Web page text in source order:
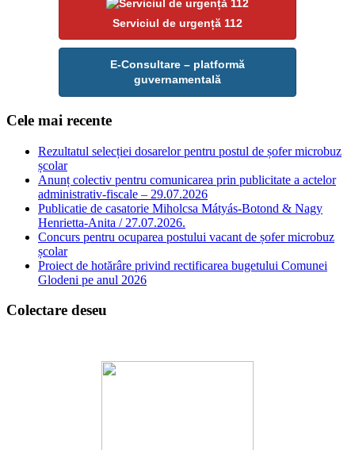
Serviciul de urgență 112
E-Consultare – platformă
guvernamentală
Cele mai recente
Rezultatul selecției dosarelor pentru postul de șofer microbuz
școlar
Anunț colectiv pentru comunicarea prin publicitate a actelor
administrativ-fiscale – 29.07.2026
Publicatie de casatorie Miholcsa Mátyás-Botond & Nagy
Henrietta-Anita / 27.07.2026.
Concurs pentru ocuparea postului vacant de șofer microbuz
școlar
Proiect de hotărâre privind rectificarea bugetului Comunei
Glodeni pe anul 2026
Colectare deseu